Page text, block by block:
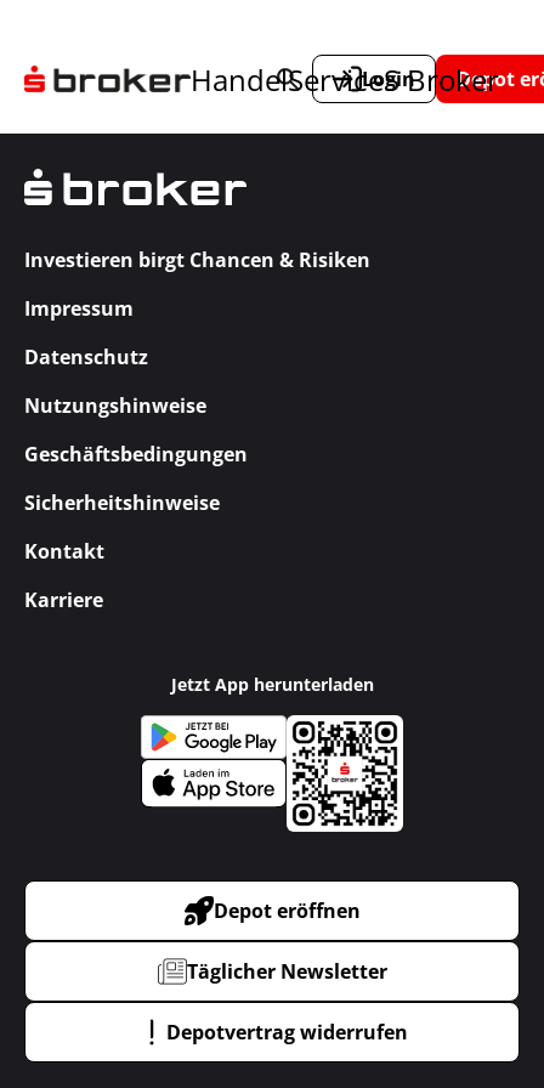
HandelServiceS Broker
Login Depot
Investieren birgt Chancen & Risiken
Impressum
Datenschutz
Nutzungshinweise
Geschäftsbedingungen
Sicherheitshinweise
Kontakt
Karriere
Jetzt App herunterladen
Depot eröffnen
Täglicher Newsletter
Depotvertrag widerrufen